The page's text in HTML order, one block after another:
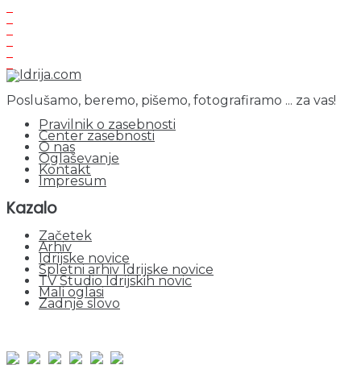
Poslušamo, beremo, pišemo, fotografiramo ... za vas!
Pravilnik o zasebnosti
Center zasebnosti
O nas
Oglaševanje
Kontakt
Impresum
Kazalo
Začetek
Arhiv
Idrijske novice
Spletni arhiv Idrijske novice
TV Studio Idrijskih novic
Mali oglasi
Zadnje slovo